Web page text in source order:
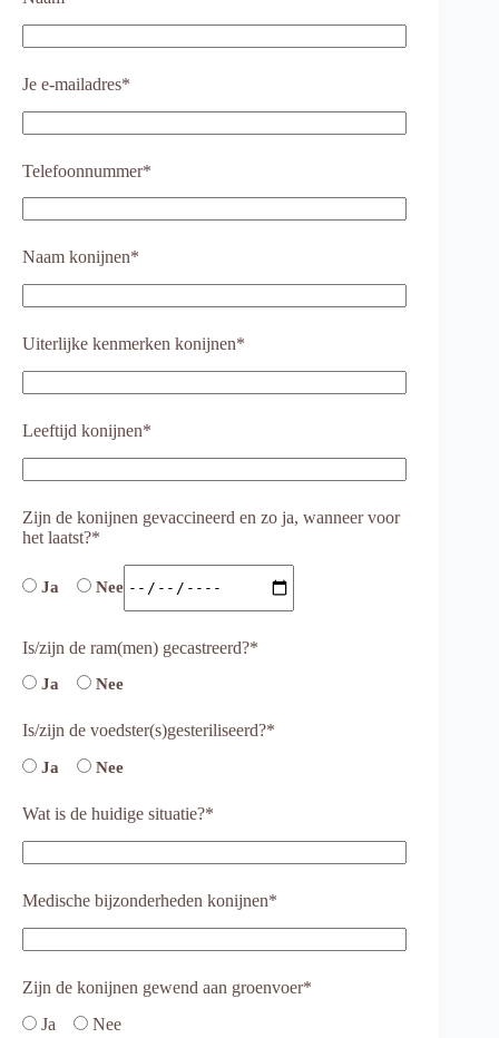
Je e-mailadres*
Telefoonnummer*
Naam konijnen*
Uiterlijke kenmerken konijnen*
Leeftijd konijnen*
Zijn de konijnen gevaccineerd en zo ja, wanneer voor
het laatst?*
Ja Nee
Is/zijn de ram(men) gecastreerd?*
Ja Nee
Is/zijn de voedster(s)gesteriliseerd?*
Ja Nee
Wat is de huidige situatie?*
Medische bijzonderheden konijnen*
Zijn de konijnen gewend aan groenvoer*
Ja
Nee